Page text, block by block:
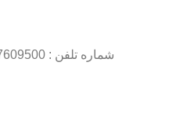
شماره تلفن : 09127609500 – لوله بازکنی الغدیر – تخلیه چاه الغدیر